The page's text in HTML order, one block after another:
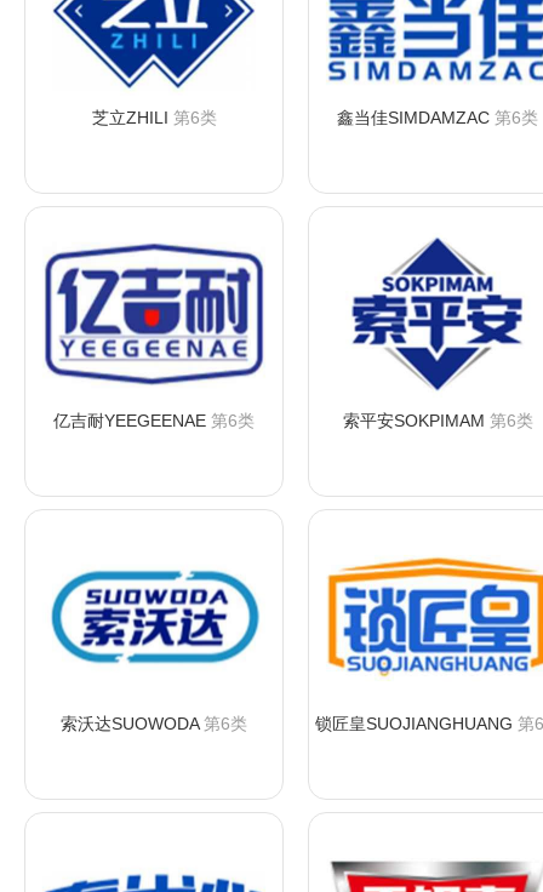
芝立ZHILI 第6类 鑫当佳SIMDAMZAC 第6类
亿吉耐YEEGEENAE 第6类 索平安SOKPIMAM 第6类
索沃达SUOWODA第6类 锁匠皇SUOJIANGHUANG 第